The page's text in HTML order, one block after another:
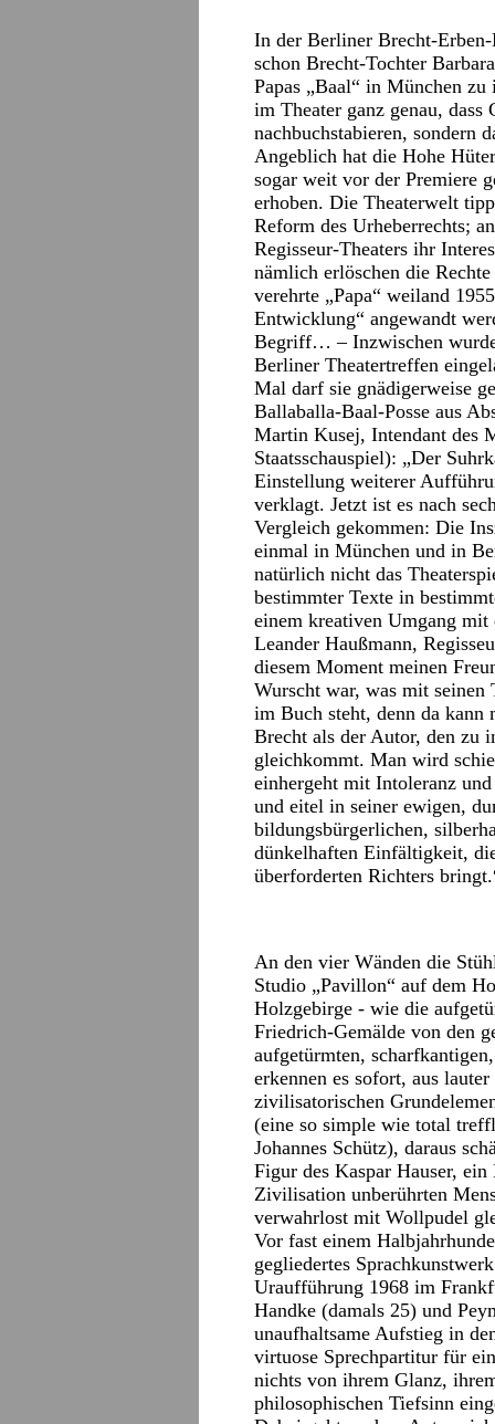
In der Berliner Brecht-
schon Brecht-Tochter
Papas „Baal“ in München
im Theater ganz genau,
nachbuchstabieren, sondern
Angeblich hat die Hohe
sogar weit vor der Premiere
erhoben. Die Theaterwelt
Reform des Urheberrechts;
Regisseur-Theaters ihr
nämlich erlöschen die
verehrte „Papa“ weiland
Entwicklung“ angewandt
Begriff… – Inzwischen
Berliner Theatertreffen
Mal darf sie gnädigerweise
Ballaballa-Baal-Posse aus
Martin Kusej, Intendant des
Staatsschauspiel): „Der
Einstellung weiterer
verklagt. Jetzt ist es nach
Vergleich gekommen: Die
einmal in München und in
natürlich nicht das
bestimmter Texte in
einem kreativen Umgang mit
Leander Haußmann,
diesem Moment meinen
Wurscht war, was mit seinen
im Buch steht, denn da kann
Brecht als der Autor, den zu
gleichkommt. Man wird
einhergeht mit Intoleranz
und eitel in seiner ewigen,
bildungsbürgerlichen,
dünkelhaften Einfältigkeit,
überforderten Richters
An den vier Wänden die
Studio „Pavillon“ auf dem
Holzgebirge ‑ wie die
Friedrich-Gemälde von den
aufgetürmten,
erkennen es sofort, aus
zivilisatorischen
(eine so simple wie total
Johannes Schütz), daraus
Figur des Kaspar Hauser,
Zivilisation unberührten
verwahrlost mit Wollpudel
Vor fast einem
gegliedertes
Uraufführung 1968 im
Handke (damals 25) und
unaufhaltsame Aufstieg in
virtuose Sprechpartitur für
nichts von ihrem Glanz,
philosophischen Tiefsinn